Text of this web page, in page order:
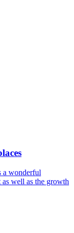
a wonderful
well as the growth